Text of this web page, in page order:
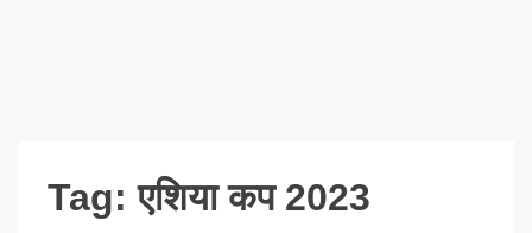
Tag:एशिया कप 2023